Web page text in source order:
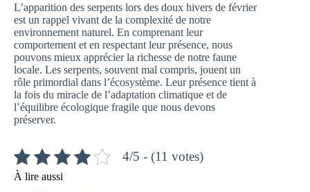
L’apparition des serpents lors des doux hivers de février
est un rappel vivant de la complexité de notre
environnement naturel. En comprenant leur
comportement et en respectant leur présence, nous
pouvons mieux apprécier la richesse de notre faune
locale. Les serpents, souvent mal compris, jouent un
rôle primordial dans l’écosystème. Leur présence tient à
la fois du miracle de l’adaptation climatique et de
l’équilibre écologique fragile que nous devons
préserver.
4/5 - (11 votes)
À lire aussi